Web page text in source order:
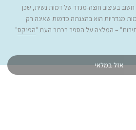
בעיצוב חוצה-מגדר של דמות נשית, שכן
מגדריות הוא בהצגתה כדמות שאינה רק
" – המלצה על הספר בכתב העת "הפנקס"
אזל במלאי